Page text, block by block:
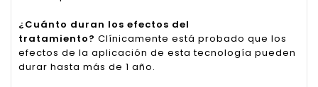
¿Cuánto duran los efectos del
tratamiento? Clínicamente está probado que los
efectos de la aplicación de esta tecnología pueden
durar hasta más de 1 año.